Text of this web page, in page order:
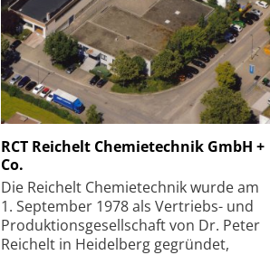
RCT Reichelt Chemietechnik GmbH +
Co.
Die Reichelt Chemietechnik wurde am
1. September 1978 als Vertriebs- und
Produktionsgesellschaft von Dr. Peter
Reichelt in Heidelberg gegründet,
SmarAct GmbH
kleinstem Raum